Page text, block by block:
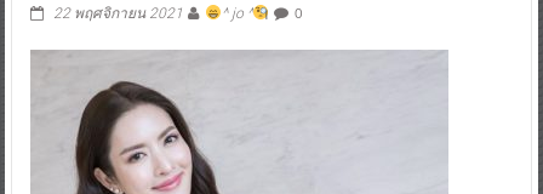
22 พฤศจิกายน 2021 ^ jo ^ 0